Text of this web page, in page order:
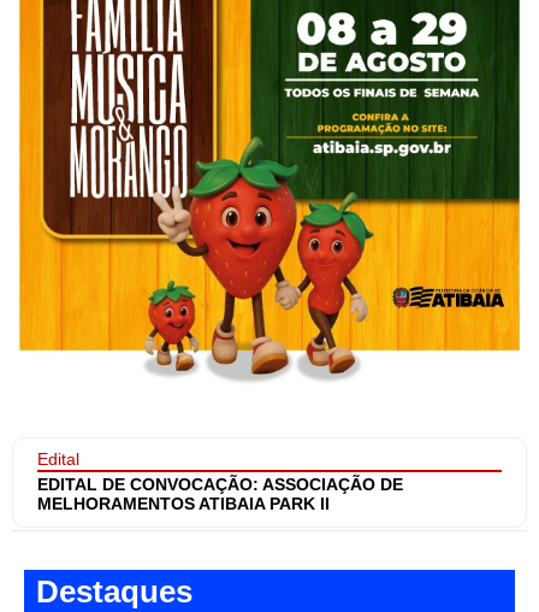
Edital
EDITAL DE CONVOCAÇÃO: ASSOCIAÇÃO DE
MELHORAMENTOS ATIBAIA PARK II
Destaques